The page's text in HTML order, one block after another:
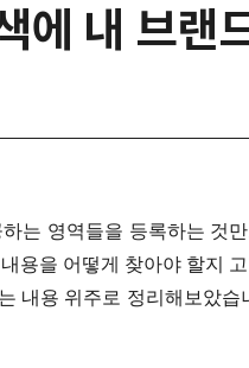
에 내 브랜
는 영역들을 등록하는 것
용을 어떻게 찾아야 할지
내용 위주로 정리해보았